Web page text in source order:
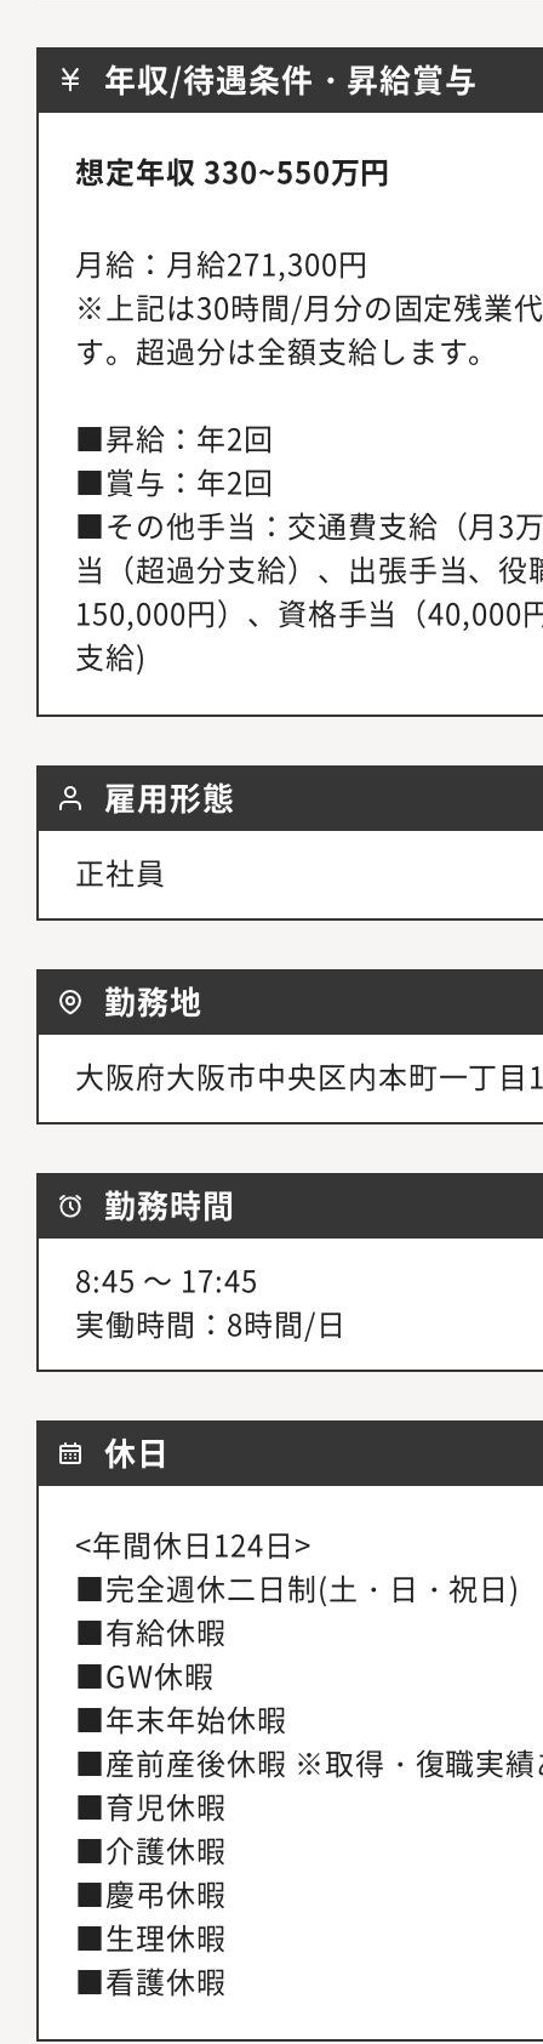
年収/待遇条件・昇給賞与
想定年収 330~550万円
月給：月給271,300円
※上記は30時間/月分の固定残業
す。超過分は全額支給します。
■昇給：年2回
■賞与：年2回
■その他手当：交通費支給（月3
当（超過分支給）、出張手当、
150,000円）、資格手当（40,000
支給)
雇用形態
正社員
勤務地
大阪府大阪市中央区内本町一丁目
勤務時間
8:45 ～ 17:45
実働時間：8時間/日
休日
<年間休日124日>
■完全週休二日制(土・日・祝日)
■有給休暇
■GW休暇
■年末年始休暇
■産前産後休暇 ※取得・復職実績
■育児休暇
■介護休暇
■慶弔休暇
■生理休暇
■看護休暇